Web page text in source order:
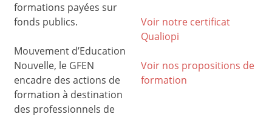
formations payées sur
fonds publics.
Mouvement d’Education
Nouvelle, le GFEN
encadre des actions de
formation à destination
des professionnels de
Voir notre certificat
Qualiopi
Voir nos propositions de
formation